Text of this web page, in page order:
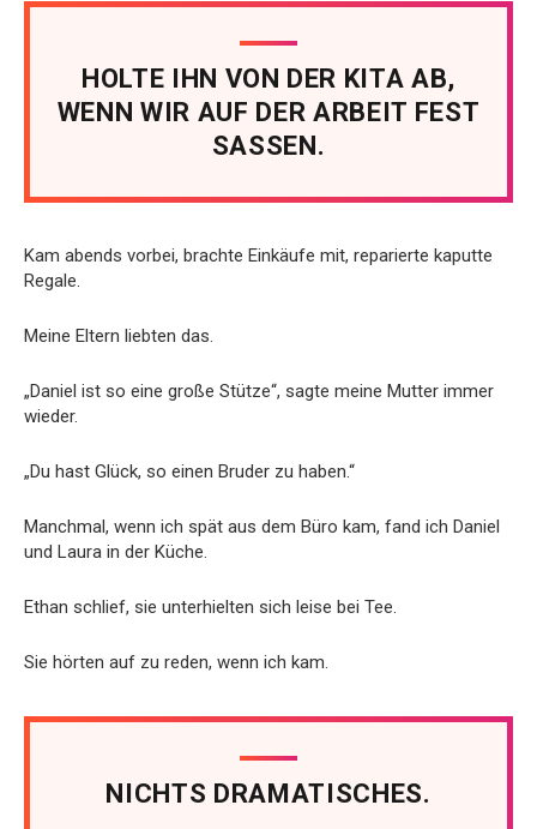
HOLTE IHN VON DER KITA AB,
WENN WIR AUF DER ARBEIT FEST
SASSEN.
Kam abends vorbei, brachte Einkäufe mit, reparierte kaputte
Regale.
Meine Eltern liebten das.
„Daniel ist so eine große Stütze“, sagte meine Mutter immer
wieder.
„Du hast Glück, so einen Bruder zu haben.“
Manchmal, wenn ich spät aus dem Büro kam, fand ich Daniel
und Laura in der Küche.
Ethan schlief, sie unterhielten sich leise bei Tee.
Sie hörten auf zu reden, wenn ich kam.
NICHTS DRAMATISCHES.